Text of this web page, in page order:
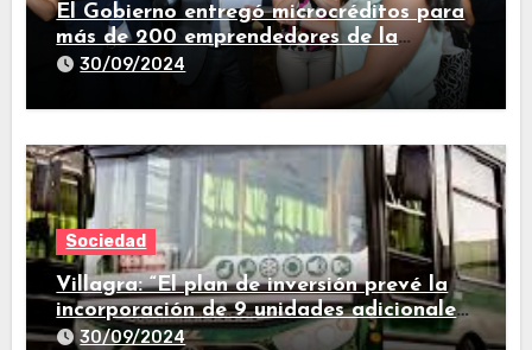
El Gobierno entregó microcréditos para
más de 200 emprendedores de la
provincia
30/09/2024
Sociedad
Villagra: “El plan de inversión prevé la
incorporación de 9 unidades adicionales
para 2025″
30/09/2024